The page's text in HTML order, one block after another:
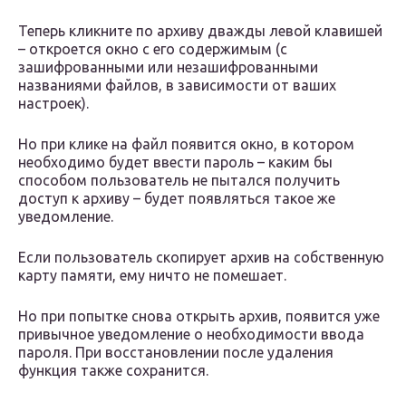
Теперь кликните по архиву дважды левой клавишей
– откроется окно с его содержимым (с
зашифрованными или незашифрованными
названиями файлов, в зависимости от ваших
настроек).
Но при клике на файл появится окно, в котором
необходимо будет ввести пароль – каким бы
способом пользователь не пытался получить
доступ к архиву – будет появляться такое же
уведомление.
Если пользователь скопирует архив на собственную
карту памяти, ему ничто не помешает.
Но при попытке снова открыть архив, появится уже
привычное уведомление о необходимости ввода
пароля. При восстановлении после удаления
функция также сохранится.